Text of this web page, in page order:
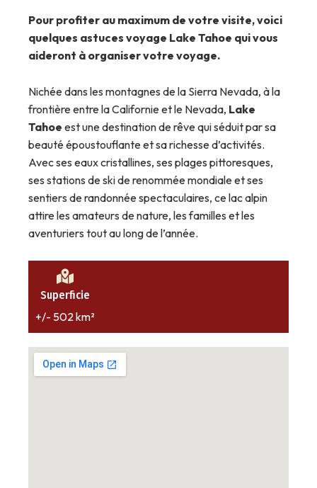
Pour profiter au maximum de votre visite, voici
quelques astuces voyage Lake Tahoe qui vous
aideront à organiser votre voyage.
Nichée dans les montagnes de la Sierra Nevada, à la
frontière entre la Californie et le Nevada, Lake
Tahoe est une destination de rêve qui séduit par sa
beauté époustouflante et sa richesse d’activités.
Avec ses eaux cristallines, ses plages pittoresques,
ses stations de ski de renommée mondiale et ses
sentiers de randonnée spectaculaires, ce lac alpin
attire les amateurs de nature, les familles et les
aventuriers tout au long de l’année.
Superficie
+/- 502 km²